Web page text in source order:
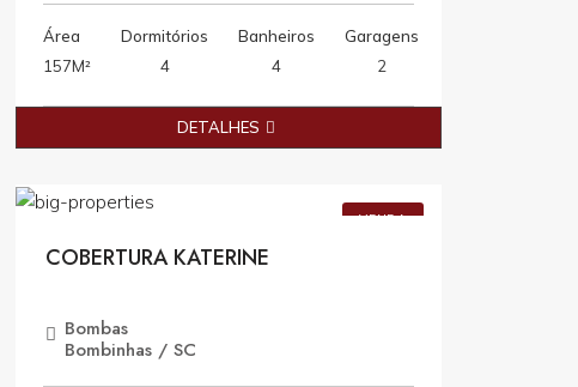
Área
157M²
Dormitórios
4
Banheiros
4
Garagens
2
DETALHES
VENDA
COBERTURA KATERINE
Bombas
Bombinhas / SC